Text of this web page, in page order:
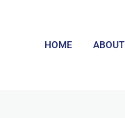
HOME ABOUT